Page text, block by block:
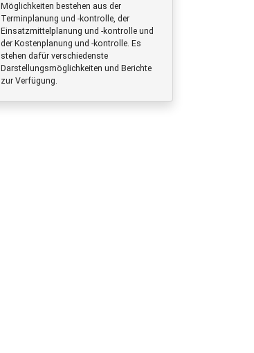
Möglichkeiten bestehen aus der
Terminplanung und -kontrolle, der
Einsatzmittelplanung und -kontrolle und
der Kostenplanung und -kontrolle. Es
stehen dafür verschiedenste
Darstellungsmöglichkeiten und Berichte
zur Verfügung.